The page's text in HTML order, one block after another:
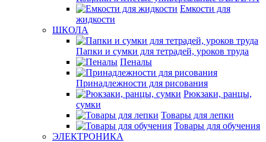
Емкости для
жидкости
ШКОЛА
Папки и сумки для тетрадей, уроков труда
Пеналы
Принадлежности для рисования
Рюкзаки, ранцы,
сумки
Товары для лепки
Товары для обучения
ЭЛЕКТРОНИКА